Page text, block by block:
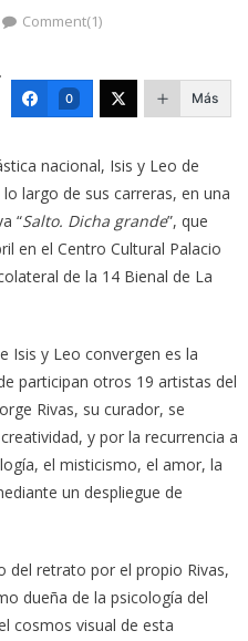
Comment(1)
0 Más
nacional, Isis y Leo de
largo de sus carreras, en una
“Salto. Dicha grande”, que
en el Centro Cultural Palacio
de la 14 Bienal de La
Isis y Leo convergen es la
participan otros 19 artistas del
Rivas, su curador, se
y por la recurrencia a
el misticismo, el amor, la
un despliegue de
del retrato por el propio Rivas,
dueña de la psicología del
cosmos visual de esta